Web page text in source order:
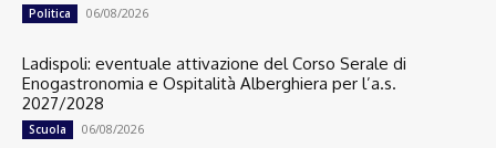
Politica 06/08/2026
Ladispoli: eventuale attivazione del Corso Serale di
Enogastronomia e Ospitalità Alberghiera per l’a.s.
2027/2028
Scuola 06/08/2026